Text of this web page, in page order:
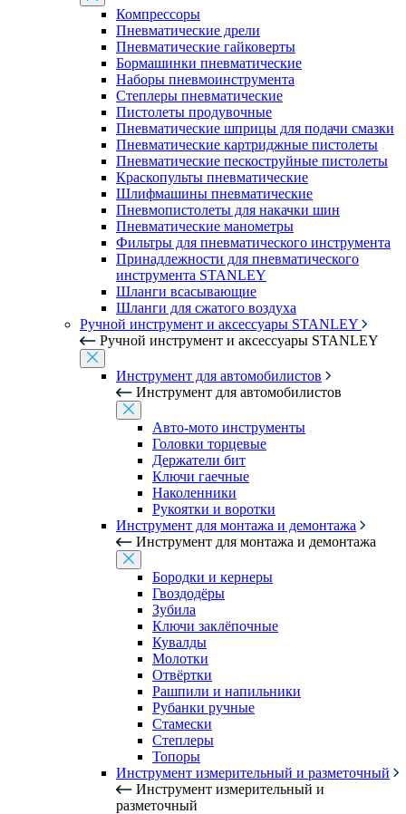
Компрессоры
Пневматические дрели
Пневматические гайковерты
Бормашинки пневматические
Наборы пневмоинструмента
Степлеры пневматические
Пистолеты продувочные
Пневматические шприцы для подачи смазки
Пневматические картриджные пистолеты
Пневматические пескоструйные пистолеты
Краскопульты пневматические
Шлифмашины пневматические
Пневмопистолеты для накачки шин
Пневматические манометры
Фильтры для пневматического инструмента
Принадлежности для пневматического
инструмента STANLEY
Шланги всасывающие
Шланги для сжатого воздуха
Ручной инструмент и аксессуары STANLEY
Ручной инструмент и аксессуары STANLEY
Инструмент для автомобилистов
Инструмент для автомобилистов
Авто-мото инструменты
Головки торцевые
Держатели бит
Ключи гаечные
Наколенники
Рукоятки и воротки
Инструмент для монтажа и демонтажа
Инструмент для монтажа и демонтажа
Бородки и кернеры
Гвоздодёры
Зубила
Ключи заклёпочные
Кувалды
Молотки
Отвёртки
Рашпили и напильники
Рубанки ручные
Стамески
Степлеры
Топоры
Инструмент измерительный и разметочный
Инструмент измерительный и
разметочный